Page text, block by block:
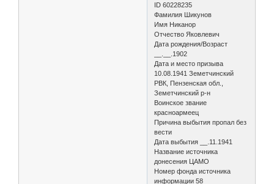
ID 60228235
Фамилия Шикунов
Имя Никанор
Отчество Яковлевич
Дата рождения/Возраст
__.__.1902
Дата и место призыва
10.08.1941 Земетчинский
РВК, Пензенская обл.,
Земетчинский р-н
Воинское звание
красноармеец
Причина выбытия пропал без
вести
Дата выбытия __.11.1941
Название источника
донесения ЦАМО
Номер фонда источника
информации 58